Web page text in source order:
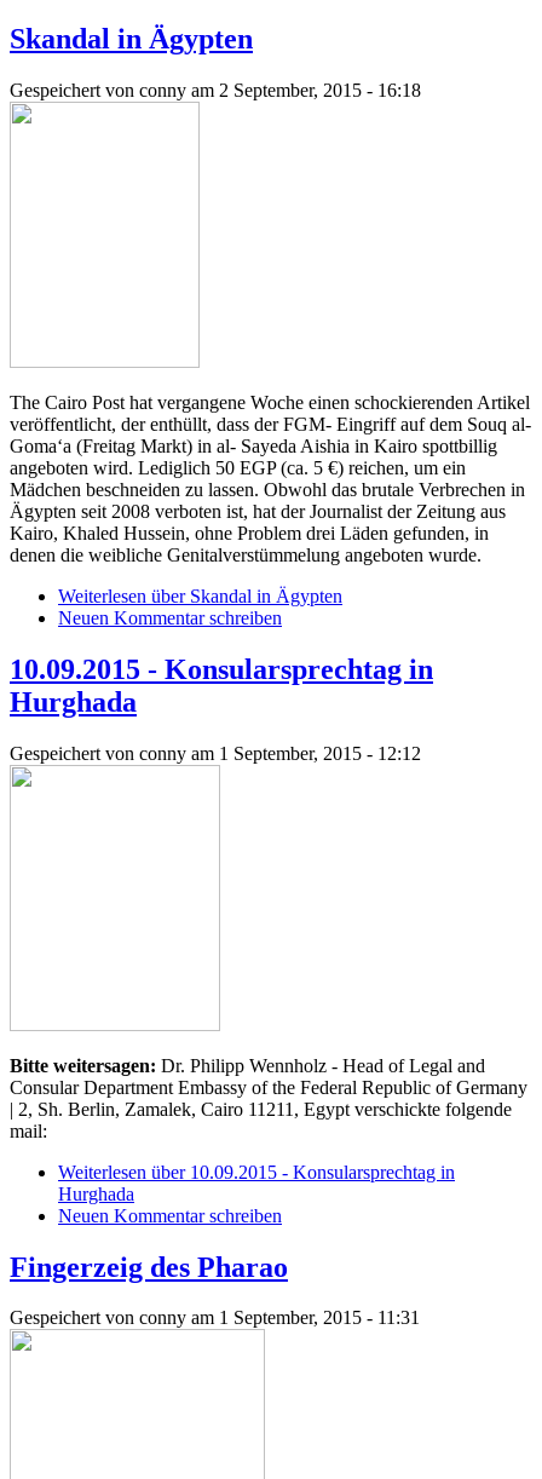
Skandal in Ägypten
Gespeichert von conny am 2 September, 2015 - 16:18
The Cairo Post hat vergangene Woche einen schockierenden Artikel
veröffentlicht, der enthüllt, dass der FGM- Eingriff auf dem Souq al-
Goma‘a (Freitag Markt) in al- Sayeda Aishia in Kairo spottbillig
angeboten wird. Lediglich 50 EGP (ca. 5 €) reichen, um ein
Mädchen beschneiden zu lassen. Obwohl das brutale Verbrechen in
Ägypten seit 2008 verboten ist, hat der Journalist der Zeitung aus
Kairo, Khaled Hussein, ohne Problem drei Läden gefunden, in
denen die weibliche Genitalverstümmelung angeboten wurde.
Weiterlesen über Skandal in Ägypten
Neuen Kommentar schreiben
10.09.2015 - Konsularsprechtag in
Hurghada
Gespeichert von conny am 1 September, 2015 - 12:12
Bitte weitersagen: Dr. Philipp Wennholz - Head of Legal and
Consular Department Embassy of the Federal Republic of Germany
| 2, Sh. Berlin, Zamalek, Cairo 11211, Egypt verschickte folgende
mail:
Weiterlesen über 10.09.2015 - Konsularsprechtag in
Hurghada
Neuen Kommentar schreiben
Fingerzeig des Pharao
Gespeichert von conny am 1 September, 2015 - 11:31